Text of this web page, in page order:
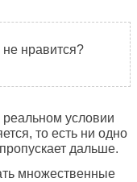
нравится?
условии
то есть ни одно
дальше.
множественные